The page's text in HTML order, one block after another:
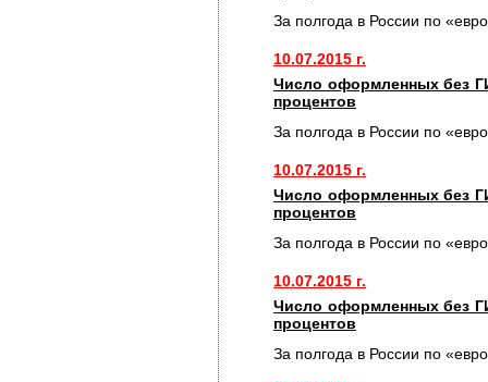
За полгода в России по
10.07.2015 г.
Число оформленных без
процентов
За полгода в России по
10.07.2015 г.
Число оформленных без
процентов
За полгода в России по
10.07.2015 г.
Число оформленных без
процентов
За полгода в России по